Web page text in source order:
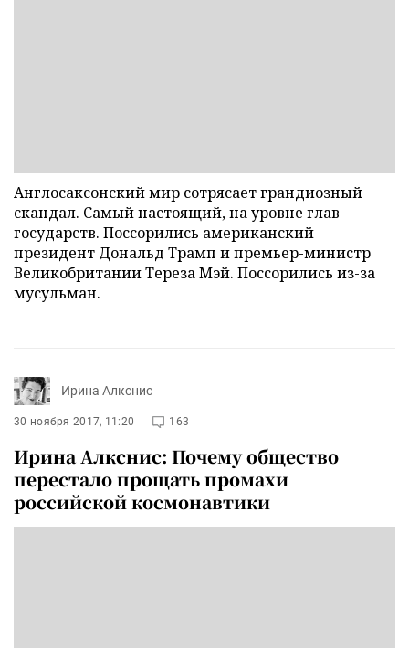
Англосаксонский мир сотрясает грандиозный
скандал. Самый настоящий, на уровне глав
государств. Поссорились американский
президент Дональд Трамп и премьер-министр
Великобритании Тереза Мэй. Поссорились из-за
мусульман.
Ирина Алкснис
30 ноября 2017, 11:20 163
Ирина Алкснис: Почему общество
перестало прощать промахи
российской космонавтики